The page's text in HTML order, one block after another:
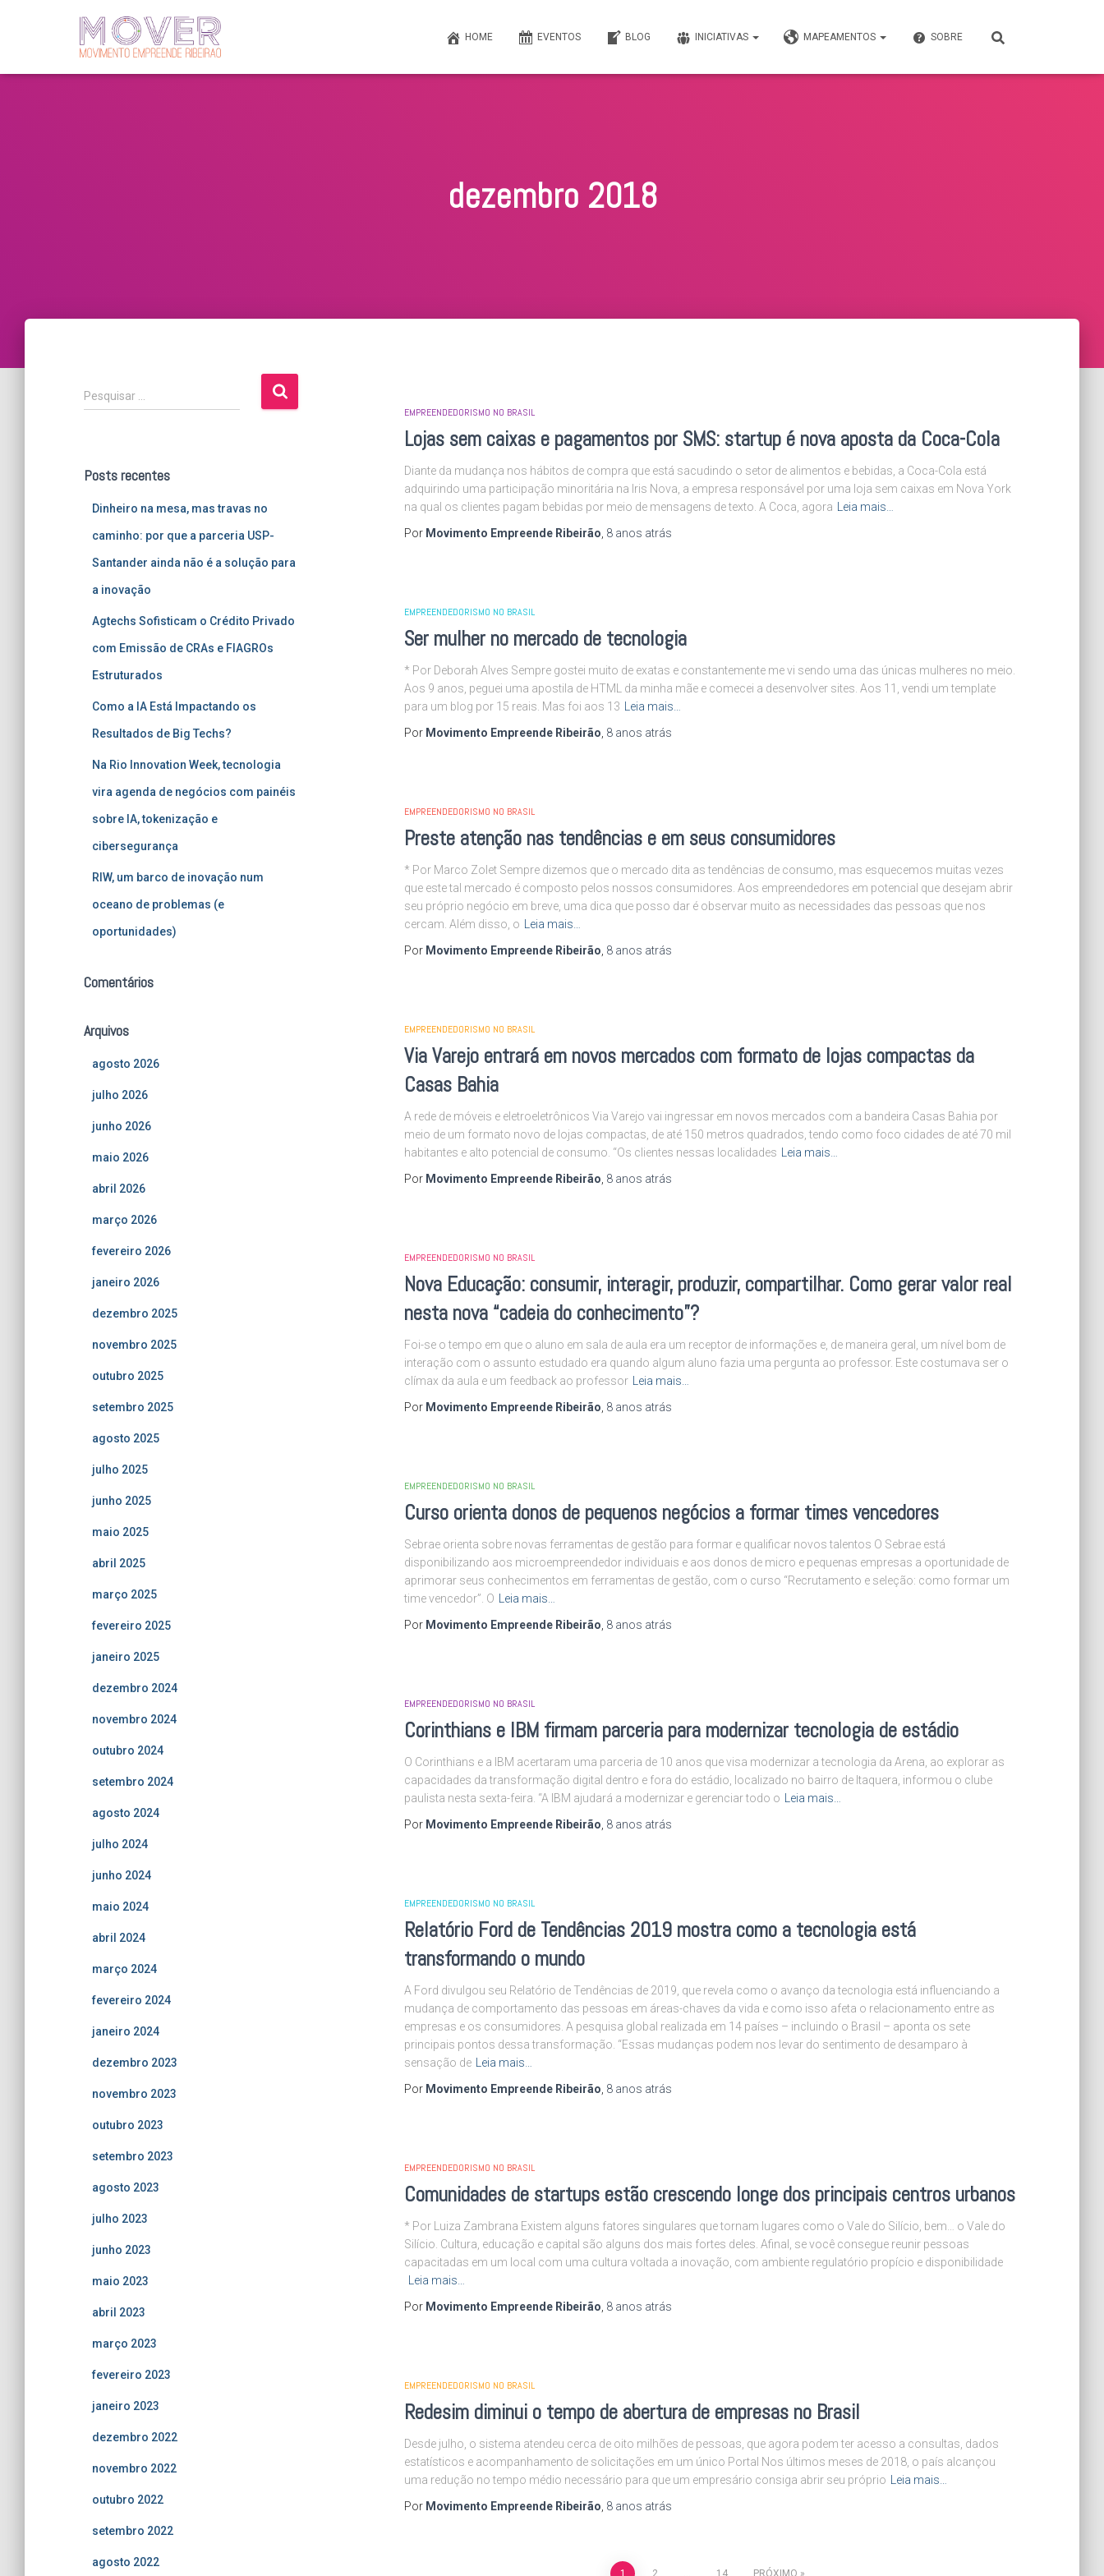
HOME EVENTOS BLOG INICIATIVAS MAPEAMENTOS SOBRE
dezembro 2018
P
e
i
Pesquisar …
Posts recentes
Dinheiro na mesa, mas travas no
caminho: por que a parceria USP-
Santander ainda não é a solução para
a inovação
Agtechs Sofisticam o Crédito Privado
com Emissão de CRAs e FIAGROs
Estruturados
Como a IA Está Impactando os
Resultados de Big Techs?
Na Rio Innovation Week, tecnologia
vira agenda de negócios com painéis
sobre IA, tokenização e
cibersegurança
RIW, um barco de inovação num
oceano de problemas (e
oportunidades)
Comentários
Arquivos
agosto 2026
julho 2026
junho 2026
maio 2026
abril 2026
março 2026
fevereiro 2026
janeiro 2026
dezembro 2025
novembro 2025
outubro 2025
setembro 2025
agosto 2025
julho 2025
junho 2025
maio 2025
abril 2025
março 2025
fevereiro 2025
janeiro 2025
dezembro 2024
novembro 2024
outubro 2024
setembro 2024
agosto 2024
julho 2024
junho 2024
maio 2024
abril 2024
março 2024
fevereiro 2024
janeiro 2024
dezembro 2023
novembro 2023
outubro 2023
setembro 2023
agosto 2023
julho 2023
junho 2023
maio 2023
abril 2023
março 2023
fevereiro 2023
janeiro 2023
dezembro 2022
novembro 2022
outubro 2022
setembro 2022
agosto 2022
EMPREENDEDORISMO NO BRASIL
Lojas sem caixas e pagamentos por SMS: startup é nova aposta da Coca-Cola
Diante da mudança nos hábitos de compra que está sacudindo o setor de alimentos e bebidas, a Coca-Cola está
adquirindo uma participação minoritária na Iris Nova, a empresa responsável por uma loja sem caixas em Nova York
na qual os clientes pagam bebidas por meio de mensagens de texto. A Coca, agora
Leia mais…
Por Movimento Empreende Ribeirão 8 anos atrás
EMPREENDEDORISMO NO BRASIL
Ser mulher no mercado de tecnologia
* Por Deborah Alves Sempre gostei muito de exatas e constantemente me vi sendo uma das únicas mulheres no meio.
Aos 9 anos, peguei uma apostila de HTML da minha mãe e comecei a desenvolver sites. Aos 11, vendi um template
para um blog por 15 reais. Mas foi aos 13
Leia mais…
Por Movimento Empreende Ribeirão 8 anos atrás
EMPREENDEDORISMO NO BRASIL
Preste atenção nas tendências e em seus consumidores
* Por Marco Zolet Sempre dizemos que o mercado dita as tendências de consumo, mas esquecemos muitas vezes
que este tal mercado é composto pelos nossos consumidores. Aos empreendedores em potencial que desejam abrir
seu próprio negócio em breve, uma dica que posso dar é observar muito as necessidades das pessoas que nos
cercam. Além disso, o
Leia mais…
Por Movimento Empreende Ribeirão 8 anos atrás
EMPREENDEDORISMO NO BRASIL
Via Varejo entrará em novos mercados com formato de lojas compactas da
Casas Bahia
A rede de móveis e eletroeletrônicos Via Varejo vai ingressar em novos mercados com a bandeira Casas Bahia por
meio de um formato novo de lojas compactas, de até 150 metros quadrados, tendo como foco cidades de até 70 mil
habitantes e alto potencial de consumo. “Os clientes nessas localidades
Leia mais…
Por Movimento Empreende Ribeirão 8 anos atrás
EMPREENDEDORISMO NO BRASIL
Nova Educação: consumir, interagir, produzir, compartilhar. Como gerar valor real
nesta nova “cadeia do conhecimento”?
Foi-se o tempo em que o aluno em sala de aula era um receptor de informações e, de maneira geral, um nível bom de
interação com o assunto estudado era quando algum aluno fazia uma pergunta ao professor. Este costumava ser o
clímax da aula e um feedback ao professor
Leia mais…
Por Movimento Empreende Ribeirão 8 anos atrás
EMPREENDEDORISMO NO BRASIL
Curso orienta donos de pequenos negócios a formar times vencedores
Sebrae orienta sobre novas ferramentas de gestão para formar e qualificar novos talentos O Sebrae está
disponibilizando aos microempreendedor individuais e aos donos de micro e pequenas empresas a oportunidade de
aprimorar seus conhecimentos em ferramentas de gestão, com o curso “Recrutamento e seleção: como formar um
time vencedor”. O
Leia mais…
Por Movimento Empreende Ribeirão 8 anos atrás
EMPREENDEDORISMO NO BRASIL
Corinthians e IBM firmam parceria para modernizar tecnologia de estádio
O Corinthians e a IBM acertaram uma parceria de 10 anos que visa modernizar a tecnologia da Arena, ao explorar as
capacidades da transformação digital dentro e fora do estádio, localizado no bairro de Itaquera, informou o clube
paulista nesta sexta-feira. “A IBM ajudará a modernizar e gerenciar todo o
Leia mais…
Por Movimento Empreende Ribeirão 8 anos atrás
EMPREENDEDORISMO NO BRASIL
Relatório Ford de Tendências 2019 mostra como a tecnologia está
transformando o mundo
A Ford divulgou seu Relatório de Tendências de 2019, que revela como o avanço da tecnologia está influenciando a
mudança de comportamento das pessoas em áreas-chaves da vida e como isso afeta o relacionamento entre as
empresas e os consumidores. A pesquisa global realizada em 14 países – incluindo o Brasil – aponta os sete
principais pontos dessa transformação. “Essas mudanças podem nos levar do sentimento de desamparo à
sensação de
Leia mais…
Por Movimento Empreende Ribeirão 8 anos atrás
EMPREENDEDORISMO NO BRASIL
Comunidades de startups estão crescendo longe dos principais centros urbanos
* Por Luiza Zambrana Existem alguns fatores singulares que tornam lugares como o Vale do Silício, bem… o Vale do
Silício. Cultura, educação e capital são alguns dos mais fortes deles. Afinal, se você consegue reunir pessoas
capacitadas em um local com uma cultura voltada a inovação, com ambiente regulatório propício e disponibilidade
Leia mais…
Por Movimento Empreende Ribeirão 8 anos atrás
EMPREENDEDORISMO NO BRASIL
Redesim diminui o tempo de abertura de empresas no Brasil
Desde julho, o sistema atendeu cerca de oito milhões de pessoas, que agora podem ter acesso a consultas, dados
estatísticos e acompanhamento de solicitações em um único Portal Nos últimos meses de 2018, o país alcançou
uma redução no tempo médio necessário para que um empresário consiga abrir seu próprio
Leia mais…
Por Movimento Empreende Ribeirão 8 anos atrás
1 2 … 14 PRÓXIMO